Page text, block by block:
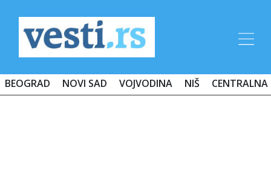
BEOGRAD NOVI SAD VOJVODINA NIŠ CENTRALNA